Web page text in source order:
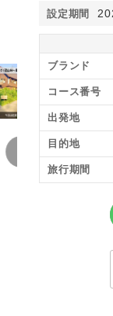
設定期間
ブランド
コース番号
出発地
目的地
旅行期間